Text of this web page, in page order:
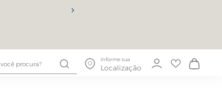
Informe sua
Localização